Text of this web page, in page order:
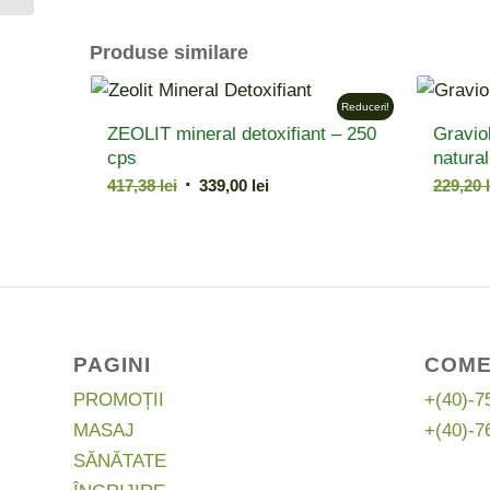
Produse similare
ZEOLIT mineral detoxifiant – 250
cps
417,38lei Prețul
417,38 lei.
339,00 leiPrețul
Reduceri!
229,20
PAGINI
PROMOȚII
MASAJ
SĂNĂTATE
+(40)-
+(40)-